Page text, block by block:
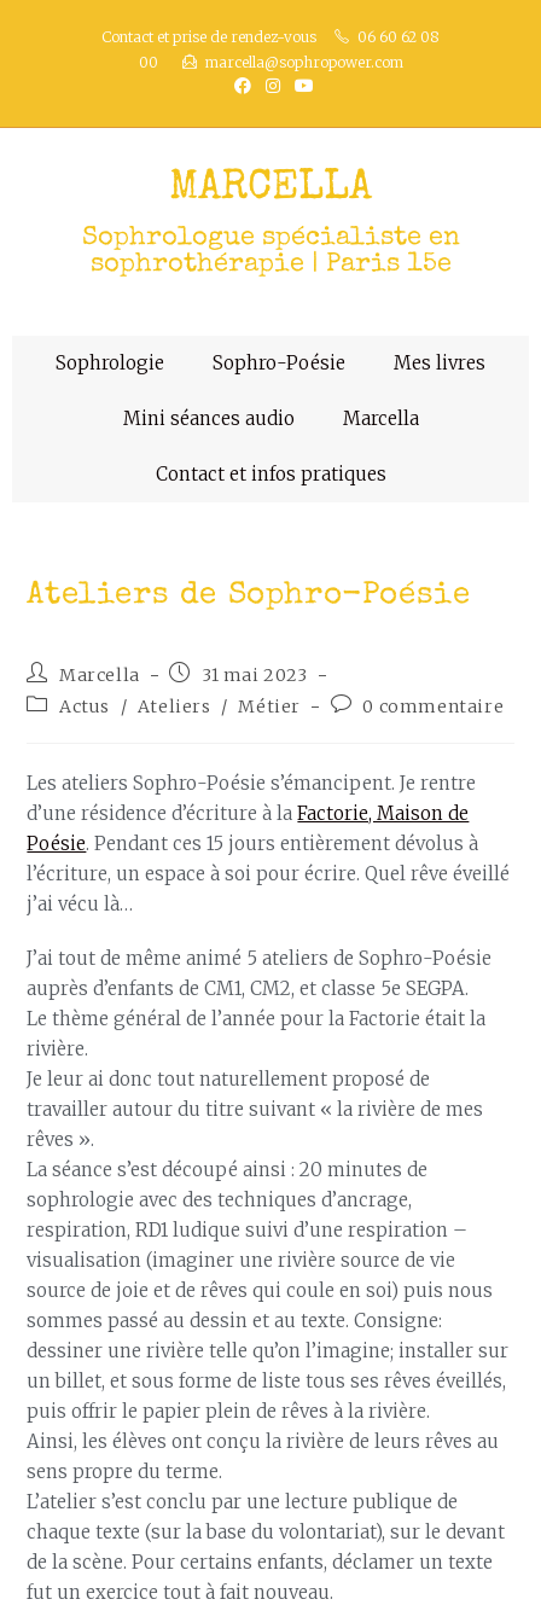
Contact et prise de rendez-vous
06 60 62 08
00
marcella@sophropower.com
MARCELLA
Sophrologue spécialiste en
sophrothérapie | Paris 15e
Sophrologie Sophro-Poésie Mes livres
Mini séances audio Marcella
Contact et infos pratiques
Ateliers de Sophro-Poésie
Marcella
31 mai 2023
Actus
/ Ateliers / Métier 0 commentaire
Les ateliers Sophro-Poésie s’émancipent. Je rentre
d’une résidence d’écriture à laFactorie, Maison de
Poésie. Pendant ces 15 jours entièrement dévolus à
l’écriture, un espace à soi pour écrire. Quel rêve éveillé
j’ai vécu là…
J’ai tout de même animé 5 ateliers de Sophro-Poésie
auprès d’enfants de CM1, CM2, et classe 5e SEGPA.
Le thème général de l’année pour la Factorie était la
rivière.
Je leur ai donc tout naturellement proposé de
travailler autour du titre suivant « la rivière de mes
rêves ».
La séance s’est découpé ainsi : 20 minutes de
sophrologie avec des techniques d’ancrage,
respiration, RD1 ludique suivi d’une respiration –
visualisation (imaginer une rivière source de vie
source de joie et de rêves qui coule en soi) puis nous
sommes passé au dessin et au texte. Consigne:
dessiner une rivière telle qu’on l’imagine; installer sur
un billet, et sous forme de liste tous ses rêves éveillés,
puis offrir le papier plein de rêves à la rivière.
Ainsi, les élèves ont conçu la rivière de leurs rêves au
sens propre du terme.
L’atelier s’est conclu par une lecture publique de
chaque texte (sur la base du volontariat), sur le devant
de la scène. Pour certains enfants, déclamer un texte
fut un exercice tout à fait nouveau.